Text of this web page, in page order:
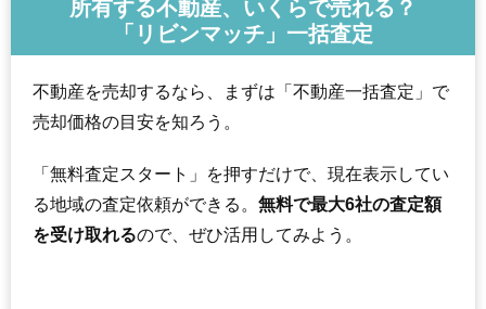
所有する不動産、いくらで売れる？
「リビンマッチ」一括査定
不動産を売却するなら、まずは「不動産一括査定」で
売却価格の目安を知ろう。
「無料査定スタート」を押すだけで、現在表示してい
る地域の査定依頼ができる。 無料で最大6社の査定額
を受け取れるので、ぜひ活用してみよう。